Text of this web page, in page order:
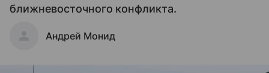
ближневосточного конфликта.
Андрей Монид